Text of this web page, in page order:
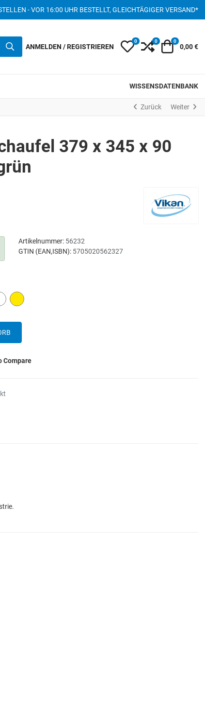
- VOR 16:00 UHR BESTELLT, GLEICHTÄGIGER VERSAND*
ANMELDEN / REGISTRIEREN My Wishlist
0 Compare
0 0
0,00 €
WISSENSDATENBANK
Zurück Weiter
379 x 345 x 90
Artikelnummer: 56232
GTIN (EAN,ISBN): 5705020562327
WHITE YELLOW
Compare